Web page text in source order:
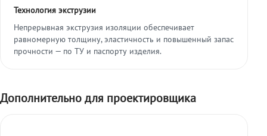
Технология экструзии
Непрерывная экструзия изоляции обеспечивает
равномерную толщину, эластичность и повышенный запас
прочности — по ТУ и паспорту изделия.
Дополнительно для проектировщика